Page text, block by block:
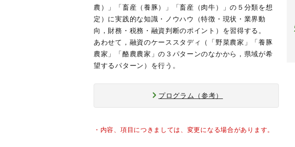
農）」「畜産（養豚）」「畜産（肉牛）」の５分類を想
定）に実践的な知識・ノウハウ（特徴・現状・業界動
向，財務・税務・融資判断のポイント）を習得する。
あわせて，融資のケーススタディ（「野菜農家」「養豚
農家」「酪農農家」の３パターンのなかから，県域が希
望するパターン）を行う。
プログラム（参考）
・内容、項目につきましては、変更になる場合があります。